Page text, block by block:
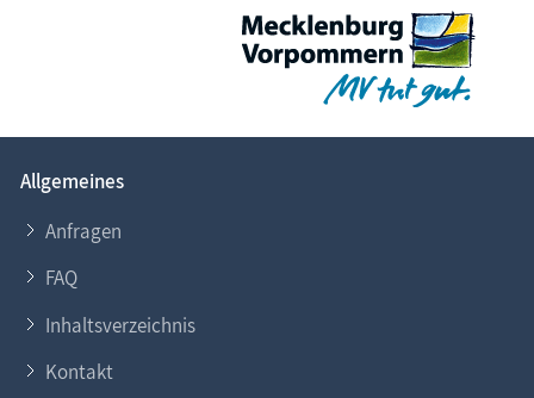
Allgemeines
Anfragen
FAQ
Inhaltsverzeichnis
Kontakt